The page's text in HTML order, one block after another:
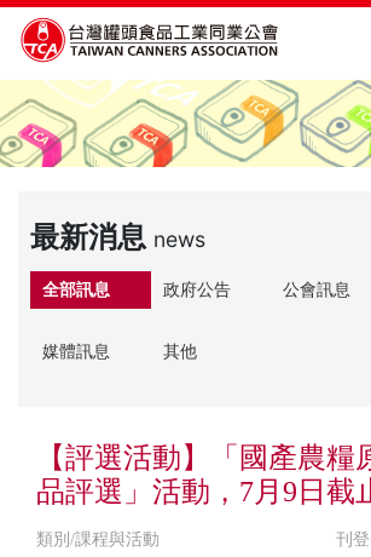
最新消息 news
全部訊息 政府公告 公會訊息
媒體訊息 其他
【評選活動】「國產農糧
品評選」活動，7月9日截
類別/課程與活動 刊